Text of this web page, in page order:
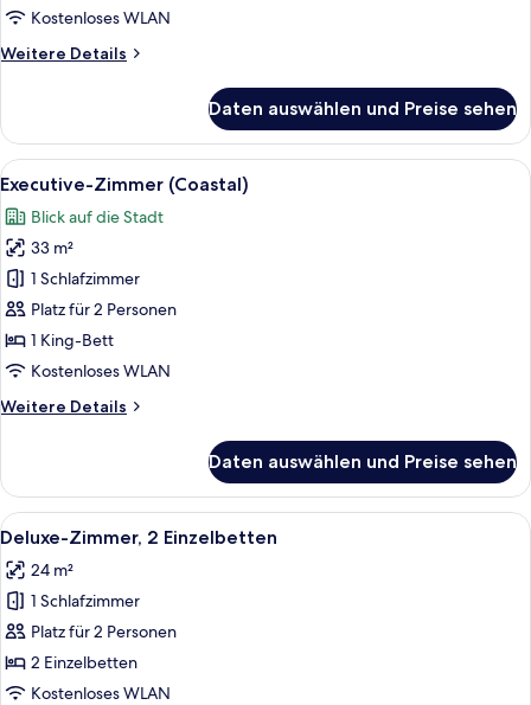
Kostenloses WLAN
Weitere Details
Weitere
Zimmer
(Concourse)
Daten auswählen und Preise sehen
Alle
Fotos
für
Executive-
Zimmer
(Coastal)
anzeigen
Ein Hotelzimmer mit Bett,
5
Executive-Zimmer (Coastal)
Blick auf die Stadt
33 m²
1 Schlafzimmer
Platz für 2 Personen
1 King-Bett
Kostenloses WLAN
Weitere Details
Weitere
Zimmer
(Coastal)
Daten auswählen und Preise sehen
Alle
Fotos
für
Deluxe-
Zimmer,
2 Einzelbetten
anzeigen
Ein Hotelzimmer mit zwei Betten,
4
Deluxe-Zimmer, 2 Einzelbetten
24 m²
1 Schlafzimmer
Platz für 2 Personen
2 Einzelbetten
Kostenloses WLAN